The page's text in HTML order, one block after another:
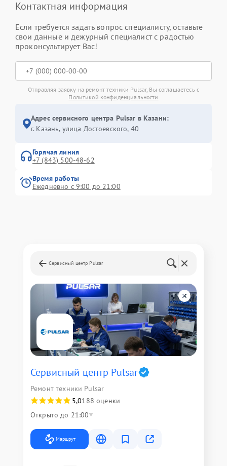
Контактная информация
Если требуется задать вопрос специалисту, оставьте
свои данные и дежурный специалист с радостью
проконсультирует Вас!
Отправляя заявку на ремонт техники Pulsar, Вы соглашаетесь с
Политикой конфиденциальности
Адрес сервисного центра Pulsar в Казани:
г. Казань, улица Достоевского, 40
Горячая линия
+7 (843) 500-48-62
Время работы
Ежедневно с 9:00 до 21:00
Сервисный центр Pulsar
Сервисный центр Pulsar
Ремонт техники Pulsar
5,0188 оценки
Открыто до 21:00
Маршрут